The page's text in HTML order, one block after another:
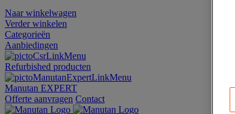
Naar winkelwagen
Verder winkelen
Categorieën
Aanbiedingen
Refurbished producten
Manutan EXPERT
Offerte aanvragen Contact